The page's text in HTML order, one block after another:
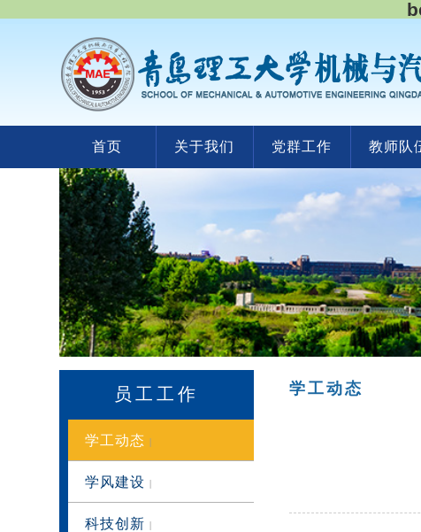
首页 关于我们 党群工作 教师队
员工工作
学工动态 |
学风建设 |
科技创新 |
学工动态